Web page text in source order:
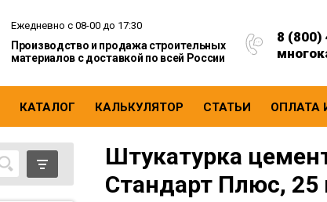
Ежедневно с 08-00 до 17:30
Производство и продажа строительных
материалов с доставкой по всей России
КАТАЛОГ КАЛЬКУЛЯТОР СТАТЬИ ОПЛАТА
8 (800)
Штукатурка
Стандарт Плюс, 25